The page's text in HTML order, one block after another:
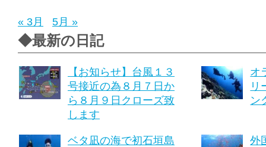
« 3月 5月 »
◆最新の日記
【お知らせ】台風１３
号接近の為８月７日か
ら８月９日クローズ致
します
オ
リ
ン
ベタ凪の海で初石垣島
外